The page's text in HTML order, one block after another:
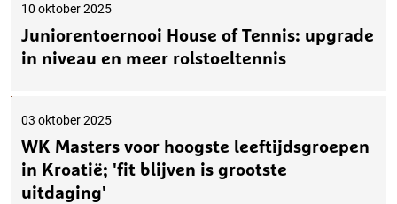
10 oktober 2025
Juniorentoernooi House of Tennis: upgrade
in niveau en meer rolstoeltennis
03 oktober 2025
WK Masters voor hoogste leeftijdsgroepen
in Kroatië; 'fit blijven is grootste
uitdaging'